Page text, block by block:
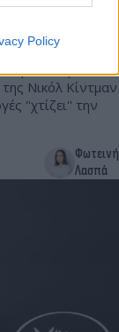
Policy
πασαρέλα σε
Νικόλ Κίντμαν
''χτίζει'' την
Φωτεινή
Λασπά